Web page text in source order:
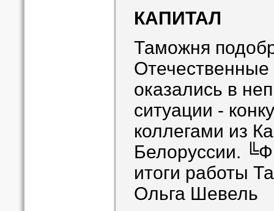
КАПИТАЛ
Таможня
оказались в
ситуации -
коллегами из
Белоруссии.
итоги работы
Ольга Шевель